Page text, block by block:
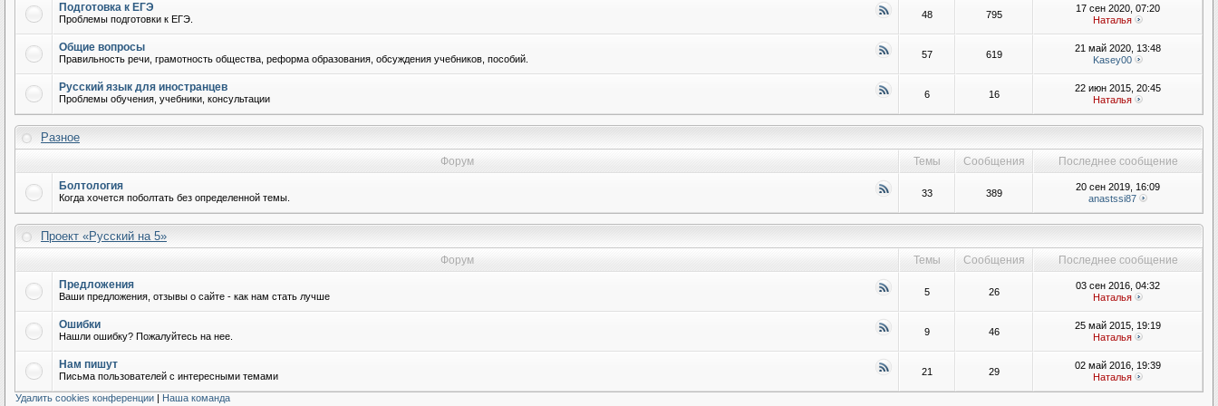
Подготовка к ЕГЭ
Проблемы подготовки к ЕГЭ. 48 795
17 сен 2020, 07:20
Наталья
Общие вопросы
Правильность речи, грамотность общества, реформа образования, обсуждения учебников, пособий. 57 619
21 май 2020, 13:48
Kasey00
Русский язык для иностранцев
Проблемы обучения, учебники, консультации 6 16
22 июн 2015, 20:45
Наталья
Разное
Форум Темы Сообщения
Последнее сообщение
Болтология
Когда хочется поболтать без определенной темы. 33 389
20 сен 2019, 16:09
anastssi87
Проект «Русский на 5»
Форум Темы Сообщения
Последнее сообщение
Предложения
Ваши предложения, отзывы о сайте - как нам стать лучше 5 26
03 сен 2016, 04:32
Наталья
Ошибки
Нашли ошибку? Пожалуйтесь на нее. 9 46
25 май 2015, 19:19
Наталья
Нам пишут
Письма пользователей с интересными темами 21 29
02 май 2016, 19:39
Наталья
Удалить cookies конференции | Наша команда